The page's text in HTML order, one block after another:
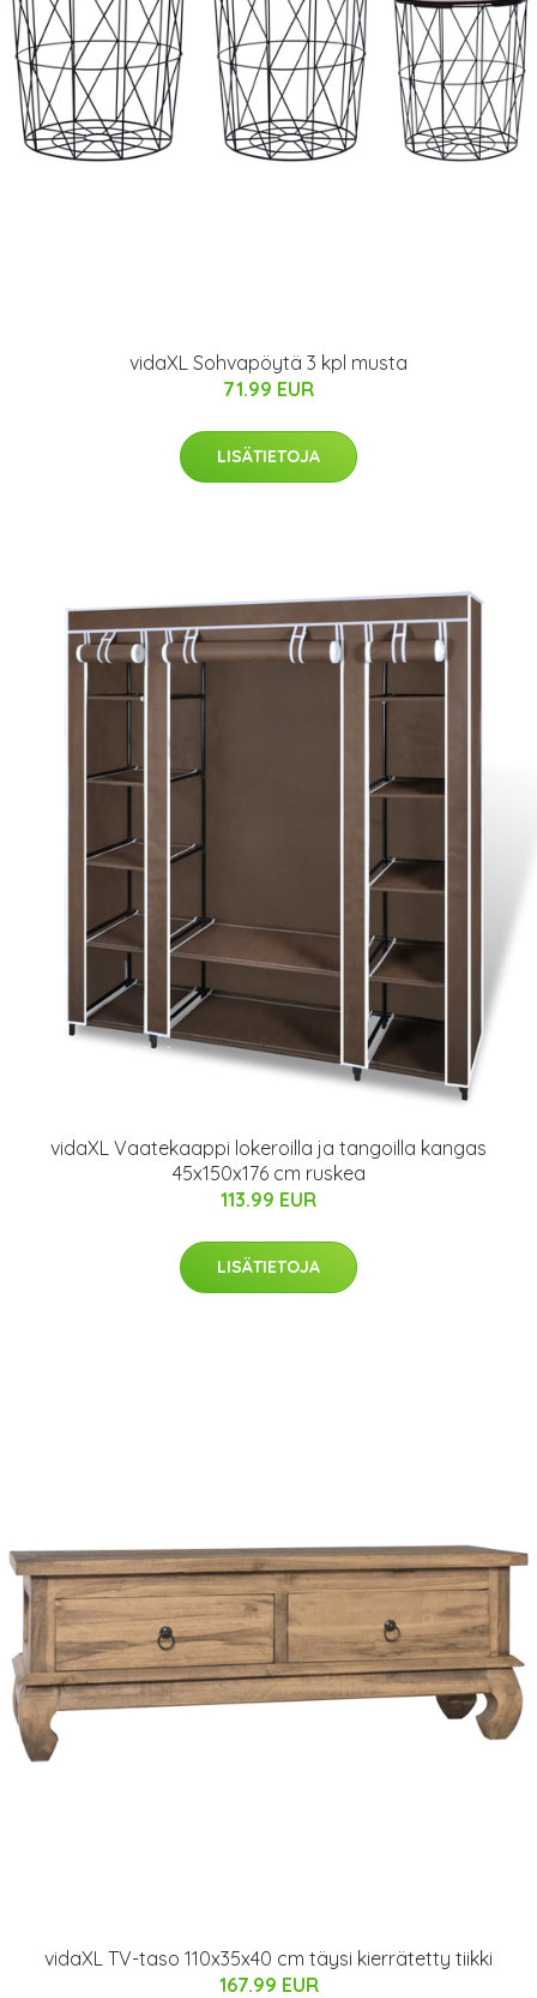
vidaXL Sohvapöytä 3 kpl musta
71.99 EUR
LISÄTIETOJA
vidaXL Vaatekaappi lokeroilla ja tangoilla kangas
45x150x176 cm ruskea
113.99 EUR
LISÄTIETOJA
vidaXL TV-taso 110x35x40 cm täysi kierrätetty tiikki
167.99 EUR